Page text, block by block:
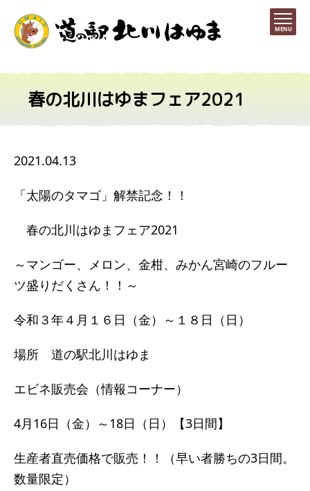
MENU
春の北川はゆまフェア2021
2021.04.13
「太陽のタマゴ」解禁記念！！
春の北川はゆまフェア2021
～マンゴー、メロン、金柑、みかん宮崎のフルー
ツ盛りだくさん！！～
令和３年４月１６日（金）～１８日（日）
場所 道の駅北川はゆま
エビネ販売会（情報コーナー）
4月16日（金）～18日（日）【3日間】
生産者直売価格で販売！！（早い者勝ちの3日間。
数量限定）